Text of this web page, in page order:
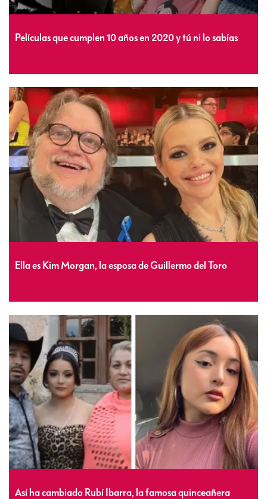
Películas que cumplen 10 años en 2020 y tú ni lo sabías
Ella es Kim Morgan, la esposa de Guillermo del Toro
Así ha cambiado Rubí Ibarra, la famosa quinceañera